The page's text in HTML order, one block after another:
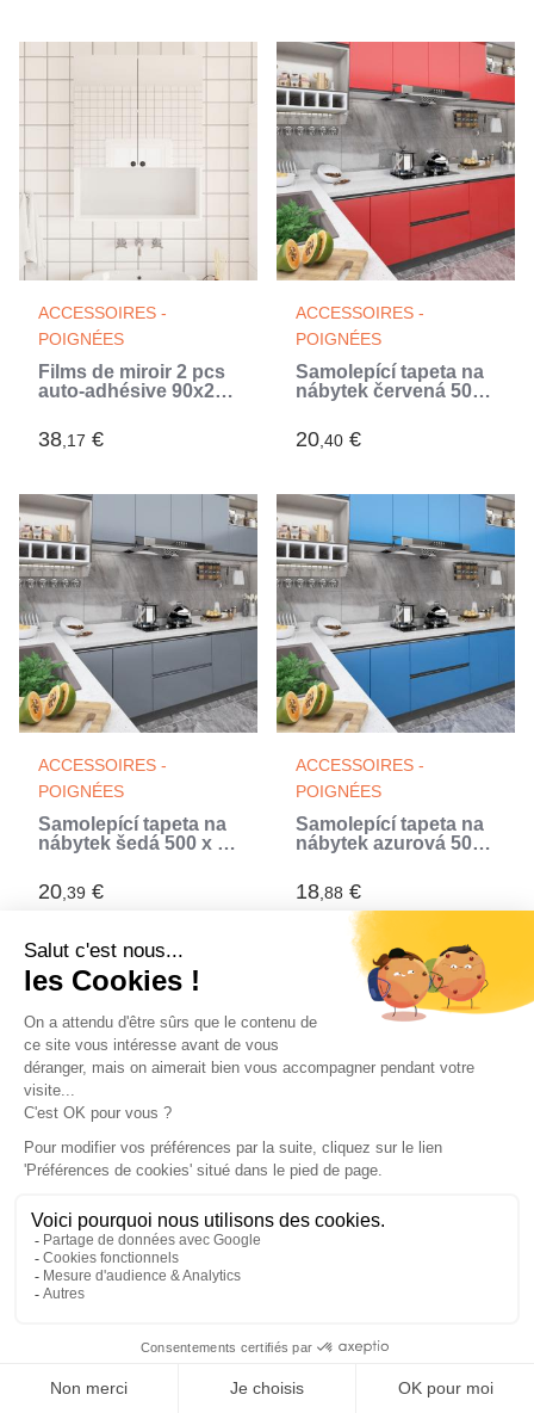
ACCESSOIRES -
POIGNÉES
Films de miroir 2 pcs
auto-adhésive 90x200
38,17 €
ACCESSOIRES -
POIGNÉES
Samolepící tapeta na
nábytek červená 500
20,40 €
ACCESSOIRES -
POIGNÉES
Samolepící tapeta na
nábytek šedá 500 x 90
20,39 €
ACCESSOIRES -
POIGNÉES
Samolepící tapeta na
nábytek azurová 500
18,88 €
ACCESSOIRES -
POIGNÉES
Samolepící tapeta na
nábytek tmavý dub
ACCESSOIRES -
21,49€